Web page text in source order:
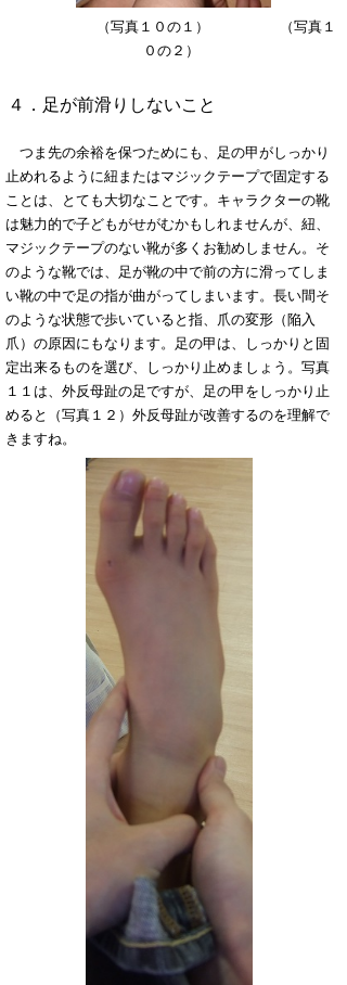
（写真１０の１） （写真１
０の２）
４．足が前滑りしないこと
つま先の余裕を保つためにも、足の甲がしっかり
止めれるように紐またはマジックテープで固定する
ことは、とても大切なことです。キャラクターの靴
は魅力的で子どもがせがむかもしれませんが、紐、
マジックテープのない靴が多くお勧めしません。そ
のような靴では、足が靴の中で前の方に滑ってしま
い靴の中で足の指が曲がってしまいます。長い間そ
のような状態で歩いていると指、爪の変形（陥入
爪）の原因にもなります。足の甲は、しっかりと固
定出来るものを選び、しっかり止めましょう。写真
１１は、外反母趾の足ですが、足の甲をしっかり止
めると（写真１２）外反母趾が改善するのを理解で
きますね。